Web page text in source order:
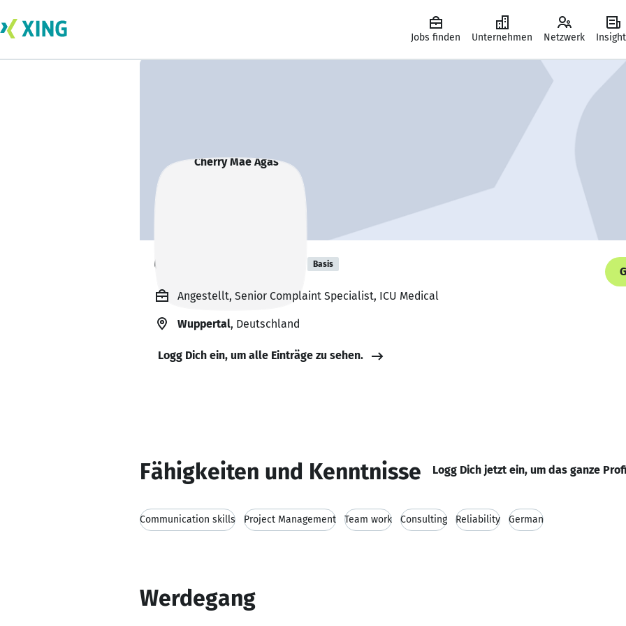
Jobs finden Unternehmen Netzwerk
Cherry Mae Agas Basis
Angestellt, Senior Complaint Specialist, ICU Medical
Wuppertal, Deutschland
Logg Dich ein, um alle Einträge zu sehen.
Fähigkeiten und Kenntnisse Logg Dich jetzt ein, um das ganze
Communication skills Project Management Team work Consulting Reliability German
Werdegang